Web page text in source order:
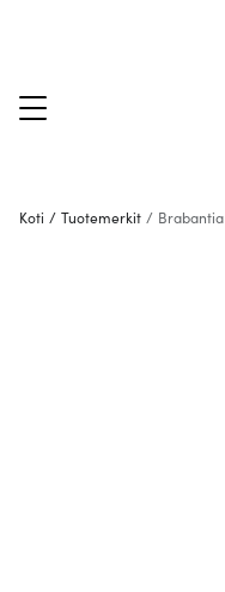
Koti / Tuotemerkit / Brabantia